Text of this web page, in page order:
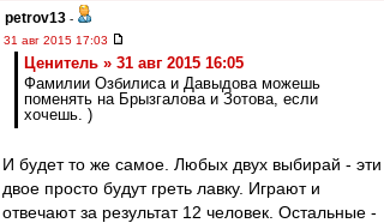
petrov13 -
31 авг 2015 17:03
Ценитель » 31 авг 2015 16:05
Фамилии Озбилиса и Давыдова можешь
поменять на Брызгалова и Зотова, если
хочешь. )
И будет то же самое. Любых двух выбирай - эти
двое просто будут греть лавку. Играют и
отвечают за результат 12 человек. Остальные -